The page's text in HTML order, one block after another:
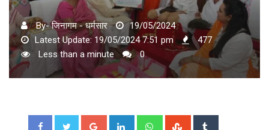
By- जिनागम - धर्मसार
19/05/2024
Latest Update: 19/05/2024 7:51 pm
477
Less than a minute
0
Google+ LinkedIn WhatsappStumbleUpon